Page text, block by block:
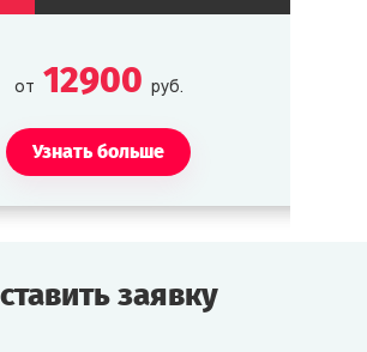
от 12900 руб.
Узнать больше
заявку